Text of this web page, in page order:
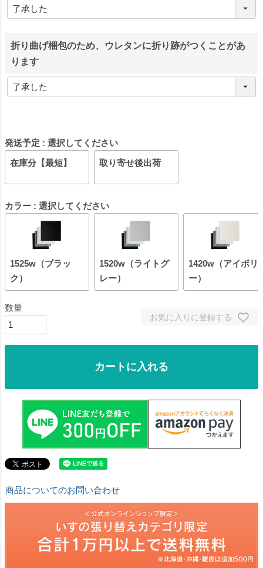
折り曲げ梱包のため、ウレタンに折り跡がつくことがあ
ります
発送予定
選択してください
在庫分【最短】
取り寄せ後出荷
カラー 選択してください
1525w（ブラッ
ク）
1520w（ライトグ
レー）
1420w（アイボリ
ー）
お気に入りに登録する
カートに入れる
商品についてのお問い合わせ